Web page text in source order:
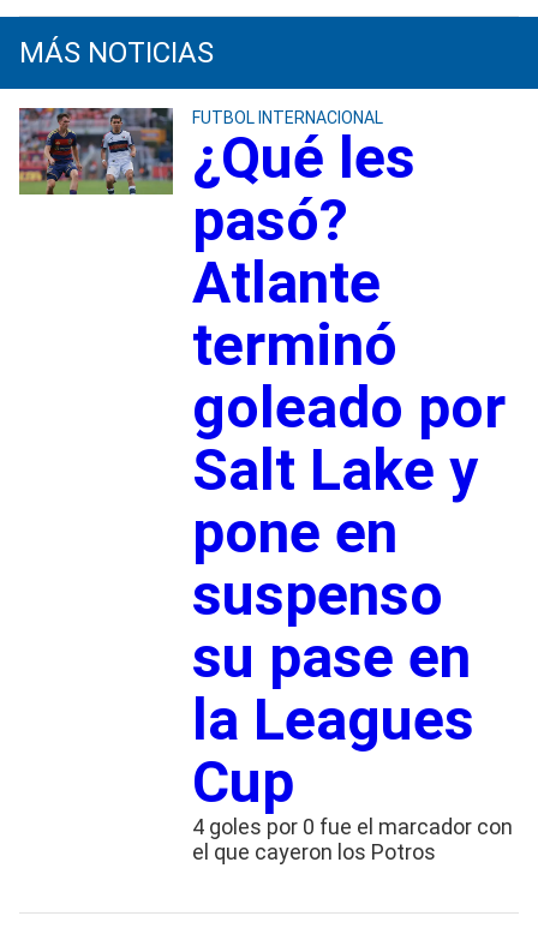
MÁS NOTICIAS
FUTBOL INTERNACIONAL
¿Qué les
pasó?
Atlante
terminó
goleado por
Salt Lake y
pone en
suspenso
su pase en
la Leagues
Cup
4 goles por 0 fue el marcador con
el que cayeron los Potros